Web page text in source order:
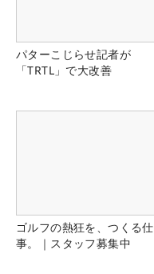
パターこじらせ記者が
「TRTL」で大改善
ゴルフの熱狂を、つくる仕
事。｜スタッフ募集中